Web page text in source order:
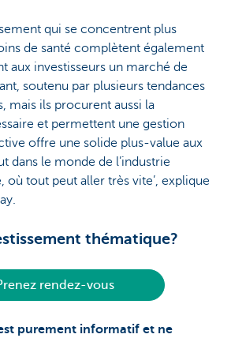
qui se concentrent plus
de santé complètent également
aux investisseurs un marché de
soutenu par plusieurs tendances
mais ils procurent aussi la
et permettent une gestion
offre une solide plus-value aux
dans le monde de l’industrie
où tout peut aller très vite’, explique
thématique?
rendez-vous
purement informatif et ne